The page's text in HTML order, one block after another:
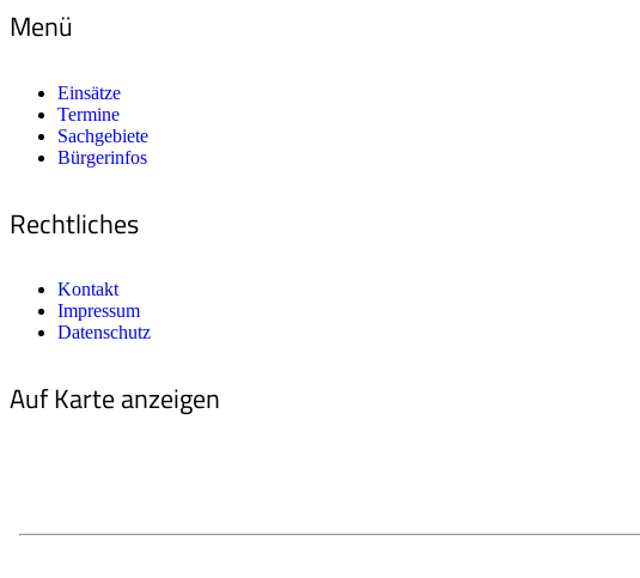
Menü
Einsätze
Termine
Sachgebiete
Bürgerinfos
Rechtliches
Kontakt
Impressum
Datenschutz
Auf Karte anzeigen